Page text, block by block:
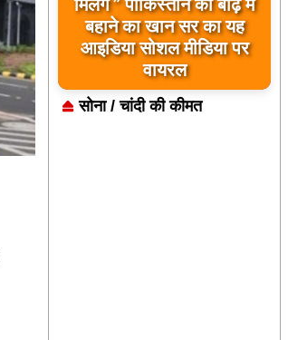
बहाने का खान सर का यह
आइडिया सोशल मीडिया पर
वायरल
और भारत को लेकर दिए गए
बयान पर भारत के केंद्रीय
मंत्रियों की कड़ी प्रतिक्रिया
सोना / चांदी की कीमत